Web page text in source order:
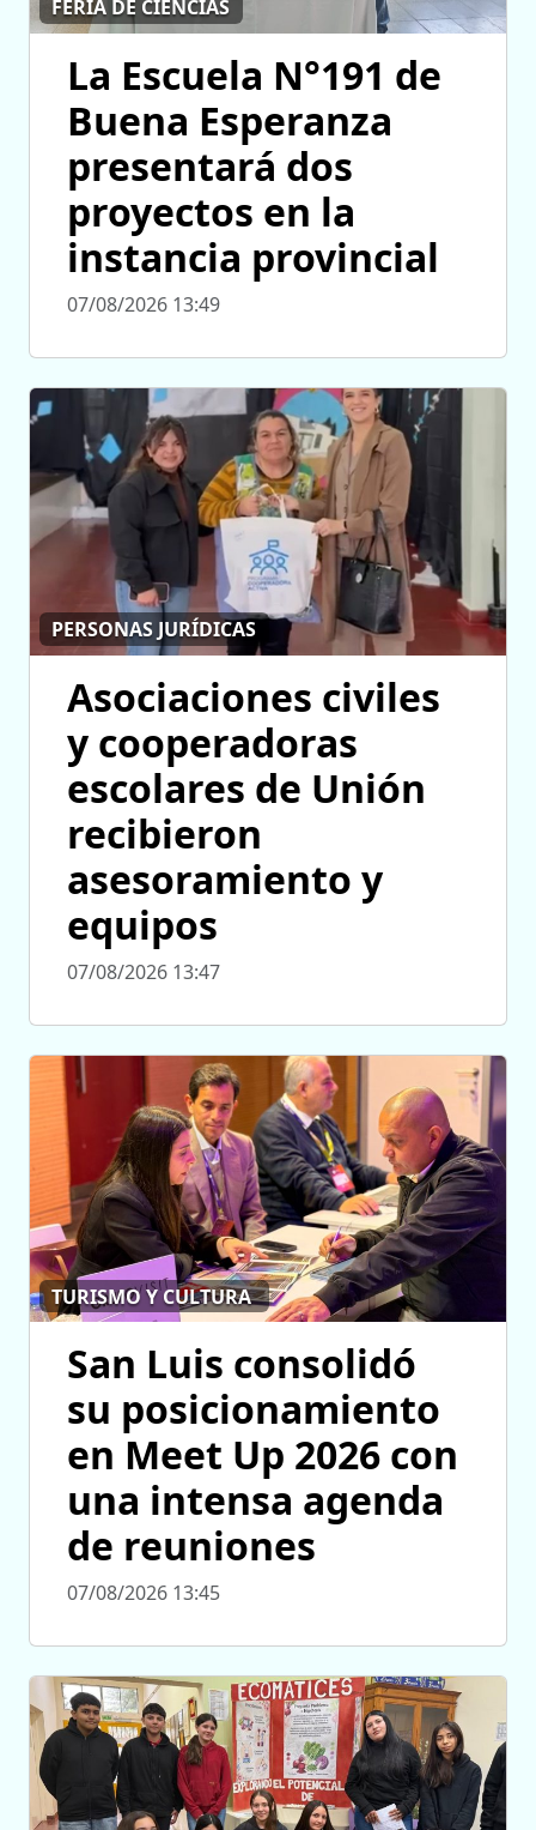
FERIA DE CIENCIAS
La Escuela N°191 de
Buena Esperanza
presentará dos
proyectos en la
instancia provincial
07/08/2026 13:49
PERSONAS JURÍDICAS
Asociaciones civiles
y cooperadoras
escolares de Unión
recibieron
asesoramiento y
equipos
07/08/2026 13:47
TURISMO Y CULTURA
San Luis consolidó
su posicionamiento
en Meet Up 2026 con
una intensa agenda
de reuniones
07/08/2026 13:45